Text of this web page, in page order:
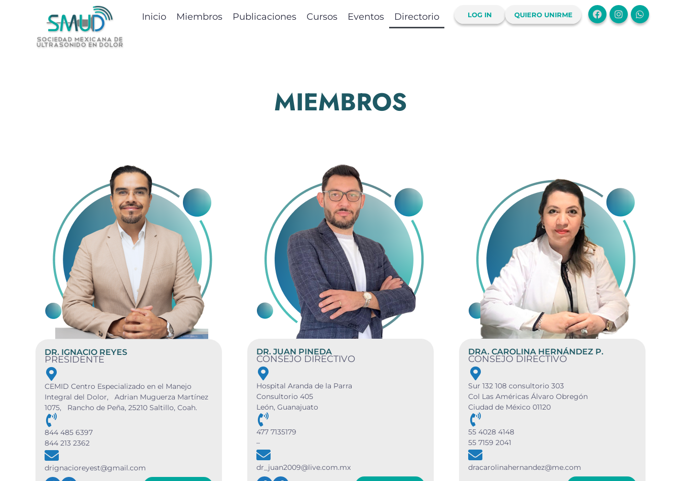
Inicio Miembros Publicaciones Cursos Eventos Directorio LOG IN QUIERO UNIRME
MIEMBROS
DR. IGNACIO REYES
PRESIDENTE
CEMID Centro Especializado en el Manejo
Integral del Dolor, Adrian Muguerza Martínez
1075, Rancho de Peña, 25210 Saltillo, Coah.
844 485 6397
844 213 2362
drignacioreyest@gmail.com
DR. JUAN PINEDA
CONSEJO DIRECTIVO
Hospital Aranda de la Parra
Consultorio 405
León, Guanajuato
477 7135179
–
dr_juan2009@live.com.mx
DRA. CAROLINA HERNÁNDEZ P.
CONSEJO DIRECTIVO
Sur 132 108 consultorio 303
Col Las Américas Álvaro Obregón
Ciudad de México 01120
55 4028 4148
55 7159 2041
dracarolinahernandez@me.com